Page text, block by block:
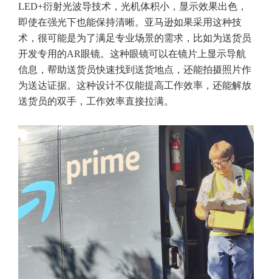
LED+衍射光波导技术，光机体积小，显示效果出色，
即使在强光下也能保持清晰。亚马逊如果采用这种技
术，很可能是为了满足专业场景的需求，比如为送货员
开发专用的AR眼镜。这种眼镜可以在镜片上显示导航
信息，帮助送货员快速找到送货地点，还能拍摄照片作
为送达证据。这种设计不仅能提高工作效率，还能解放
送货员的双手，工作效率直接拉满。